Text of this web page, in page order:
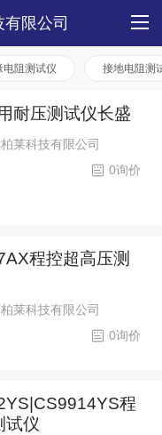
限公司
电阻测试仪 接地电阻测
耐压测试仪长盛
莱科技有限公司
0询价
程控超高压测
莱科技有限公司
0询价
程
试仪